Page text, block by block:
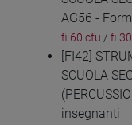
AG56 -
fi 60 cfu / fi
[FI42]
SCUOLA
insegnanti